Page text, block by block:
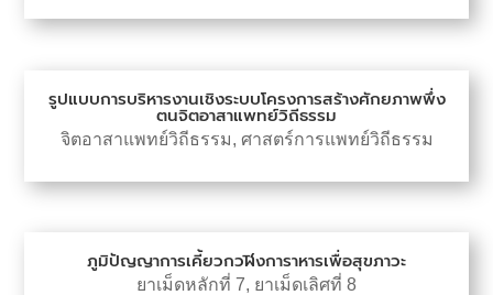
รูปแบบการบริหารงานเชิงระบบโครงการสร้างศักยภาพพึ่ง
ตนจิตอาสาแพทย์วิถีธรรม
จิตอาสาแพทย์วิถีธรรม, ศาสตร์การแพทย์วิถีธรรม
ภูมิปัญญาการเคี้ยวกวฬิงการาหารเพื่อสุขภาวะ
ยาเม็ดหลักที่ 7, ยาเม็ดเลิศที่ 8